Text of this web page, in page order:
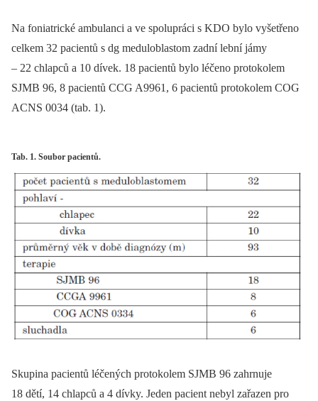
Na foniatrické ambulanci a ve spolupráci s KDO bylo vyšetřeno
celkem 32 pacientů s dg meduloblastom zadní lební jámy
–⁠ 22 chlapců a 10 dívek. 18 pacientů bylo léčeno protokolem
SJMB 96, 8 pacientů CCG A9961, 6 pacientů protokolem COG
ACNS 0034 (tab. 1).
Tab. 1. Soubor pacientů.
Skupina pacientů léčených protokolem SJMB 96 zahrnuje
18 dětí, 14 chlapců a 4 dívky. Jeden pacient nebyl zařazen pro